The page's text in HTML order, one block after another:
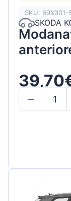
SKU: 69X301-
SKODA